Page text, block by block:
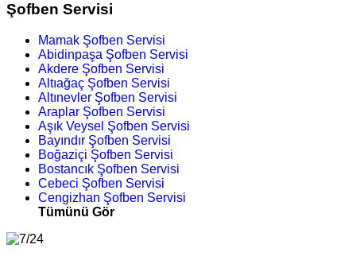
Şofben Servisi
Mamak Şofben Servisi
Abidinpaşa Şofben Servisi
Akdere Şofben Servisi
Altıağaç Şofben Servisi
Altınevler Şofben Servisi
Araplar Şofben Servisi
Aşık Veysel Şofben Servisi
Bayındır Şofben Servisi
Boğaziçi Şofben Servisi
Bostancık Şofben Servisi
Cebeci Şofben Servisi
Cengizhan Şofben Servisi
Tümünü Gör